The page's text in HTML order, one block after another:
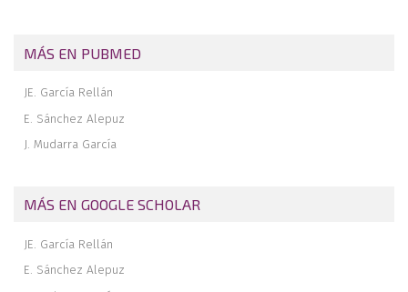
MÁS EN PUBMED
JE. García Rellán
E. Sánchez Alepuz
J. Mudarra García
MÁS EN GOOGLE SCHOLAR
JE. García Rellán
E. Sánchez Alepuz